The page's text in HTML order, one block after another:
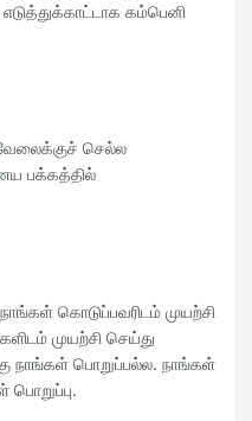
கம்பெனி
செல்ல
பக்கத்தில்
கொடுப்பவரிடம் முயற்சி
முயற்சி செய்து
நாங்கள் பொறுப்பல்ல. நாங்கள்
பொறுப்பு.